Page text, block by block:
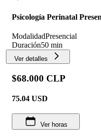
Psicología Perinatal
ModalidadPresencial
Duración50 min
Ver detalles
$68.000 CLP
75.04 USD
Ver horas